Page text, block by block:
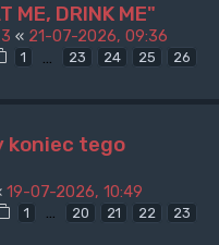
ME, DRINK ME"
« 21-07-2026, 09:36
1 23 24 25 26
koniec tego
19-07-2026, 10:49
1 … 20 21 22 23